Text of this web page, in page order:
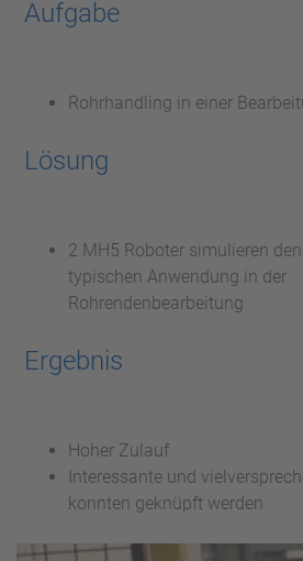
Aufgabe
Rohrhandling in einer
Lösung
2 MH5 Roboter simulieren
typischen Anwendung in der
Rohrendenbearbeitung
Ergebnis
Hoher Zulauf
Interessante und
konnten geknüpft werden